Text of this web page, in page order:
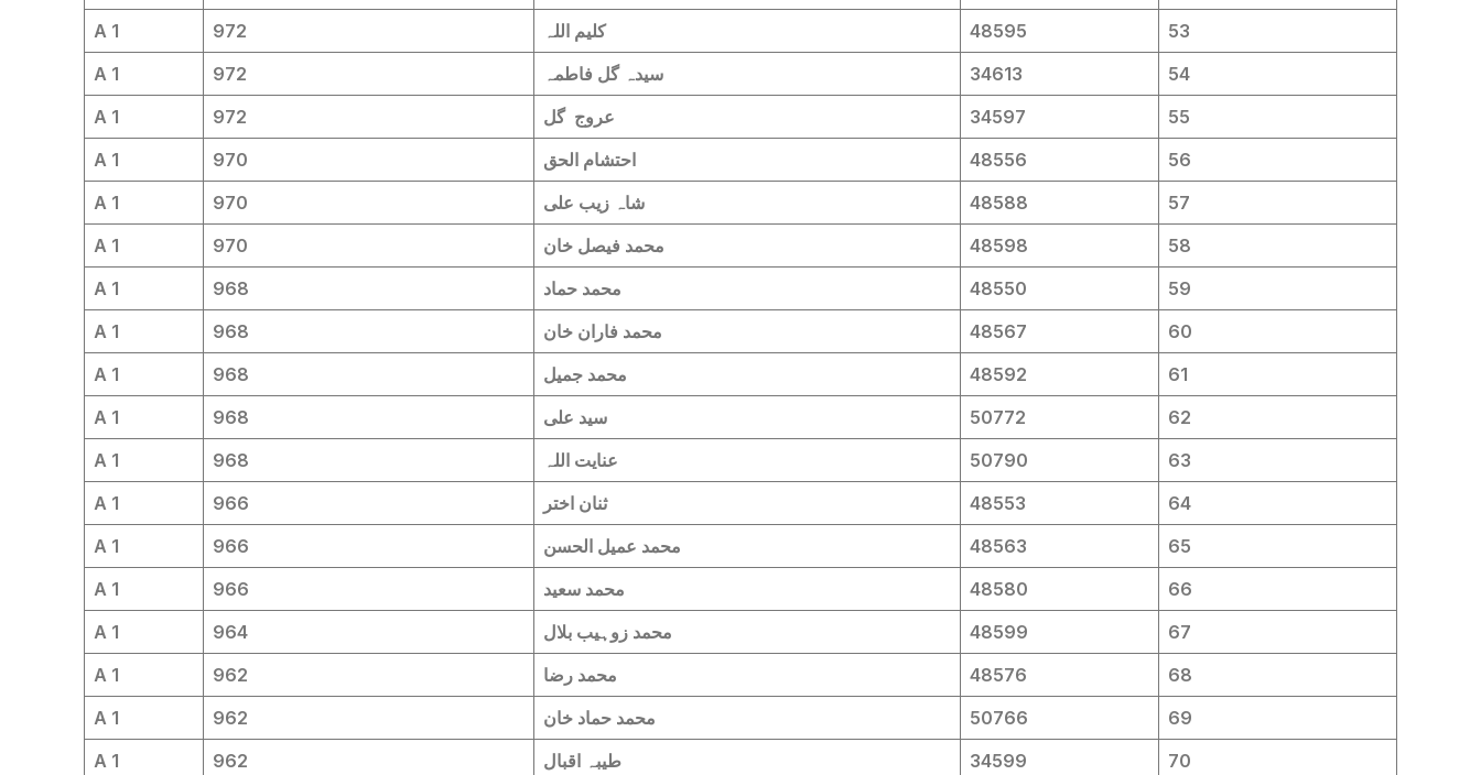
A 1
972 کلیم اللہ 48595
53
A 1
972 سیدہ گل فاطمہ 34613
54
A 1
972 عروج گل 34597
55
A 1
970 احتشام الحق 48556
56
A 1
970 شاہ زیب علی 48588
57
A 1
970 محمد فیصل خان 48598
58
A 1
968 48550
59
A 1
968 محمد فاران خان 48567
60
A 1
968 محمد جمیل 48592
61
A 1
968 سید علی 50772
62
A 1
968 عنایت اللہ 50790
63
A 1
966 ثنان اختر 48553
64
A 1
966 محمد عمیل الحسن 48563
65
A 1
966 محمد سعید 48580
66
A 1
964 محمد زوہیب بلال 48599
67
A 1
962 محمد رضا 48576
68
A 1
962 محمد حماد خان 50766
69
A 1
962 طیبہ اقبال 34599 70